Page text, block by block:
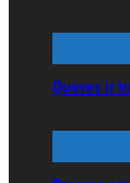
Queres ir